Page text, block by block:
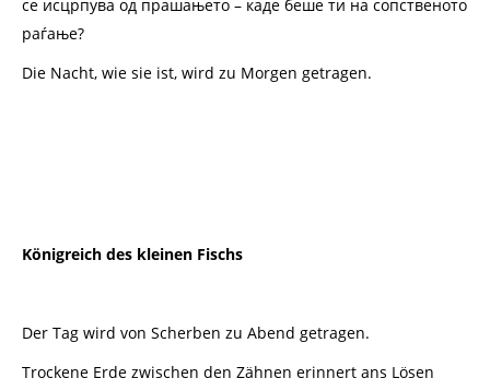
се исцрпува од прашањето – каде беше ти на сопственото
раѓање?
Die Nacht, wie sie ist, wird zu Morgen getragen.
Königreich des kleinen Fischs
Der Tag wird von Scherben zu Abend getragen.
Trockene Erde zwischen den Zähnen erinnert ans Lösen